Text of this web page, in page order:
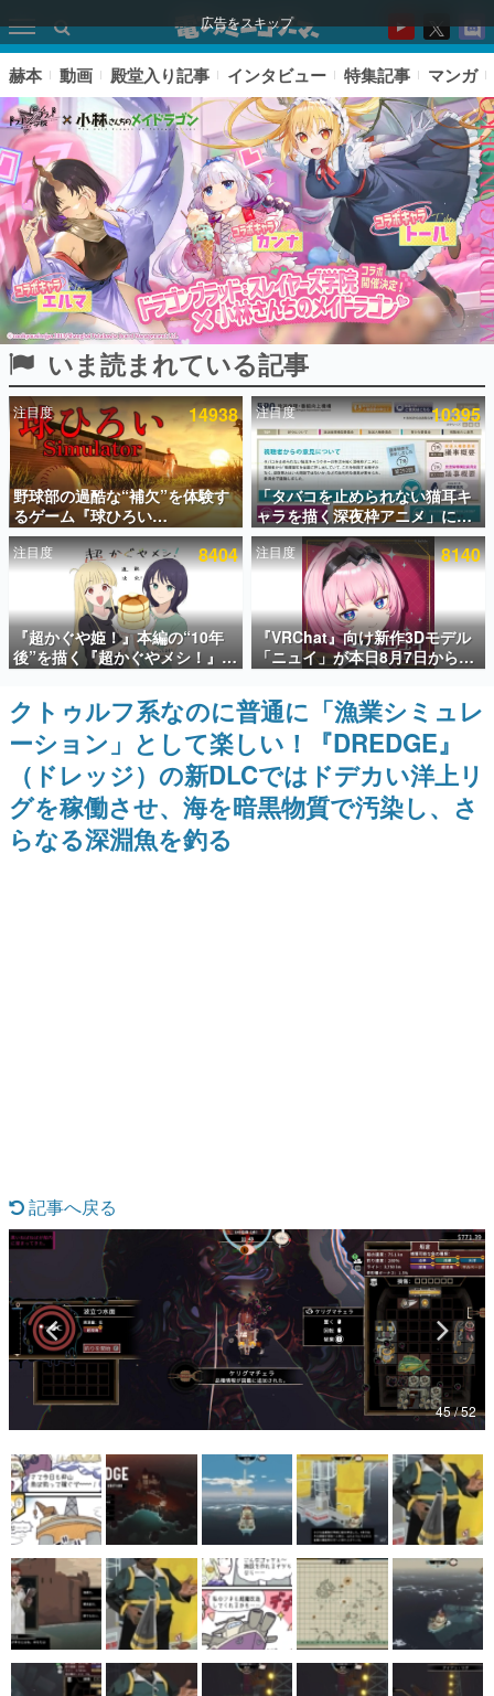
広告をスキップ
ピックアップ
電ファミのいま読まれている記事ランキング
アプリセール情報
インタビュー
連載・特集一覧
殿堂入り記事
SNS拡散数が数千以上！ ページビュー数万以上！ などな
ど。多くの人々に読まれた、電ファミ渾身の“殿堂入り”記
事をまとめました。
ゲームの企画書
名作ゲームクリエイターの方々に製作時のエピソードをお
聞きし、ヒットする企画（ゲーム）とは何か？を探ってい
きます。
赫本
この物語を解いてはいけない。『赫本』は、〈試験問題〉
の形をした短編ホラー小説集です。
なんでゲームは面白い？
ゲーム開発者・hamatsu氏がゲームの魅力を画面や操作の
具体的な形から解き明かしていく、硬派で骨太な評論連載
ゲームが変えた日本語
「経験値」「裏技」「ラスボス」… ゲームにまつわる言葉
の起源や用法の変遷を、コンピューター文化史研究家・タ
イニーP氏が徹底調査。
カテゴリ
特集記事
マンガ
女性向け
アプリレビュー
その他
赫本 動画 殿堂入り記事 インタビュー 特集記事 マンガ
いま読まれている記事
注目度 14938
野球部の過酷な“補欠”を体験す
るゲーム『球ひろい
Simulator』が「1件」のウィッ
シュリストをもとにチェコ語に
対応しSNSで話題に。『キング
ダム・カム』開発元やチェコの
プロ野球選手から称賛の声
注目度 10395
「タバコを止められない猫耳キ
ャラを描く深夜枠アニメ」に視
聴者の一部から批判意見。違法
薬物の使用と思しき描写も含め
て、BPOが議論を交わす
注目度 8404
『超かぐや姫！』本編の“10年
後”を描く『超かぐやメシ！』
Web連載決定。新たなWebマン
ガレーベル「ビビビコミック」
にて特別話が掲載スタート、あ
のお話には…まだ続きがある！
注目度 8140
『VRChat』向け新作3Dモデル
「ニュイ」が本日8月7日から
BOOTHにて発売。瞳に光る星
や感情豊かな表情が、小悪魔か
わいい
クトゥルフ系なのに普通に「漁業シミュレ
ーション」として楽しい！『DREDGE』
（ドレッジ）の新DLCではドデカい洋上リ
グを稼働させ、海を暗黒物質で汚染し、さ
らなる深淵魚を釣る
記事へ戻る
45 / 52